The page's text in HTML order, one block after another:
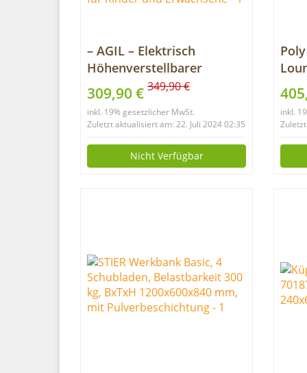
– AGIL – Elektrisch
Höhenverstellbarer
Schreibtisch – Graues
Singlemotor Gestell &
weißer Tischplatte 120×60
Ergonomischer
Schreibtisch für Kinder
309,90 € 349,90 €
inkl. 19% gesetzlicher MwSt.
Zuletzt aktualisiert am: 22. Juli 2024 02:35
Nicht Verfügbar
inkl.